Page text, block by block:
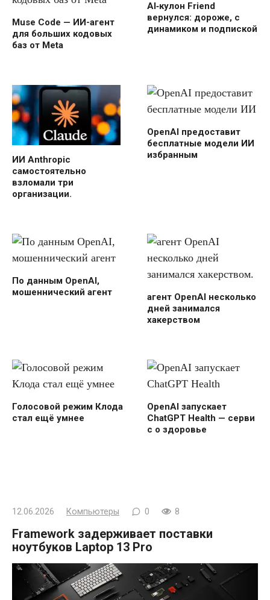
Muse Code — ИИ-агент
для больших кодовых
баз от Meta
AI‑кулон Friend
вернулся: дороже, с
динамиком и подпиской
ИИ Anthropic
самостоятельно
взломали три
организации.
OpenAI предоставит
бесплатные модели ИИ
избранным
По данным OpenAI,
мошеннический агент
агент OpenAI несколько
дней занимался
хакерством
Голосовой режим Клода
стал ещё умнее
OpenAI запускает
ChatGPT Health — серви
с о здоровье
12.06.2026 Компьютеры 0 8
Framework задерживает поставки
ноутбуков Laptop 13 Pro